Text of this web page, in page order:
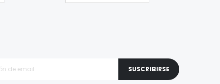
SUSCRIBIRSE